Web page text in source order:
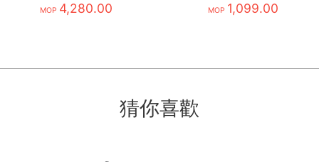
21DC
MOP 4,280.00 MOP 1,099.00
猜你喜歡